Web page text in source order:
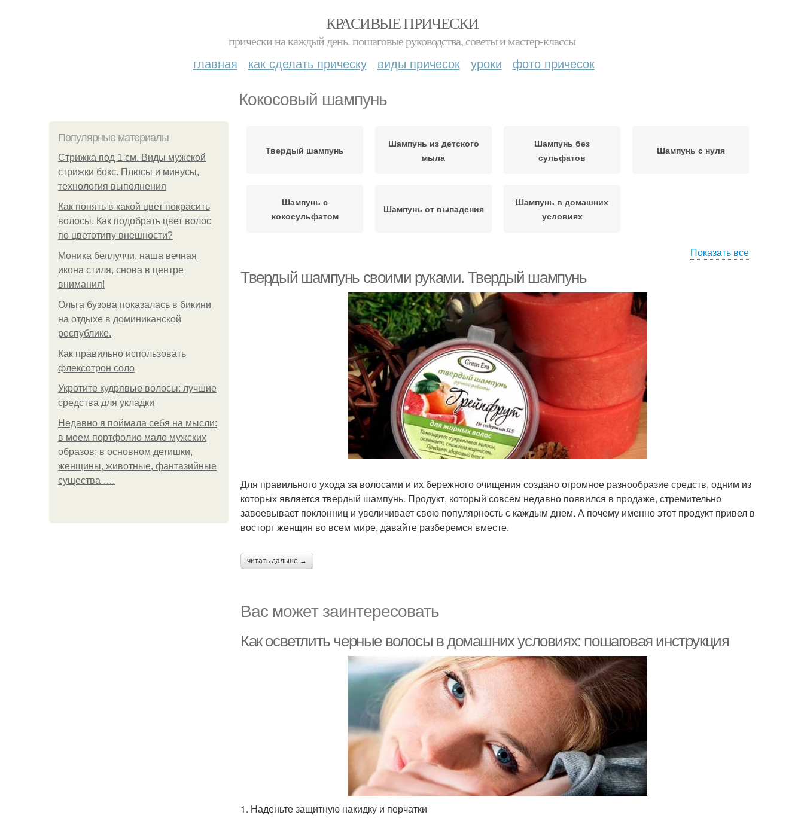
КРАСИВЫЕ ПРИЧЕСКИ
прически на каждый день. пошаговые руководства, советы и мастер-классы
главная как сделать прическу виды причесок уроки фото причесок
Кокосовый шампунь
Популярные материалы
Стрижка под 1 см. Виды мужской
стрижки бокс. Плюсы и минусы,
технология выполнения
Как понять в какой цвет покрасить
волосы. Как подобрать цвет волос
по цветотипу внешности?
Моника беллуччи, наша вечная
икона стиля, снова в центре
внимания!
Ольга бузова показалась в бикини
на отдыхе в доминиканской
республике.
Как правильно использовать
флексотрон соло
Укротите кудрявые волосы: лучшие
средства для укладки
Недавно я поймала себя на мысли:
в моем портфолио мало мужских
образов; в основном детишки,
женщины, животные, фантазийные
существа ….
Твердый шампунь
Шампунь из детского
мыла
Шампунь без
сульфатов
Шампунь с нуля
Шампунь с
кокосульфатом
Шампунь от выпадения
Шампунь в домашних
условиях
Показать все
Твердый шампунь своими руками. Твердый шампунь
Для правильного ухода за волосами и их бережного очищения создано огромное разнообразие средств, одним из
которых является твердый шампунь. Продукт, который совсем недавно появился в продаже, стремительно
завоевывает поклонниц и увеличивает свою популярность с каждым днем. А почему именно этот продукт привел в
восторг женщин во всем мире, давайте разберемся вместе.
читать дальше →
Вас может заинтересовать
Как осветлить черные волосы в домашних условиях: пошаговая инструкция
1. Наденьте защитную накидку и перчатки